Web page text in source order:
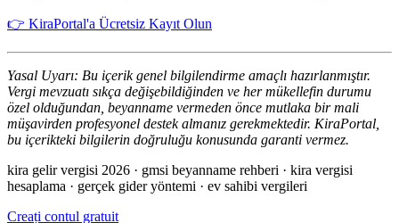
👉 KiraPortal'a Ücretsiz Kayıt Olun
Yasal Uyarı: Bu içerik genel bilgilendirme amaçlı hazırlanmıştır.
Vergi mevzuatı sıkça değişebildiğinden ve her mükellefin durumu
özel olduğundan, beyanname vermeden önce mutlaka bir mali
müşavirden profesyonel destek almanız gerekmektedir. KiraPortal,
bu içerikteki bilgilerin doğruluğu konusunda garanti vermez.
kira gelir vergisi 2026 · gmsi beyanname rehberi · kira vergisi
hesaplama · gerçek gider yöntemi · ev sahibi vergileri
Creați contul gratuit